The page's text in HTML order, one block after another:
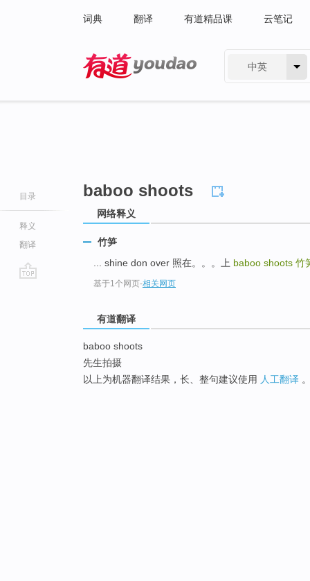
词典 翻译 有道精品课 云笔记
中英
目录
释义
翻译
baboo shoots
网络释义
竹笋
... shine don over 照在。。。上 baboo shoots 竹
基于1个网页-相关网页
有道翻译
baboo shoots
先生拍摄
以上为机器翻译结果，长、整句建议使用 人工翻译